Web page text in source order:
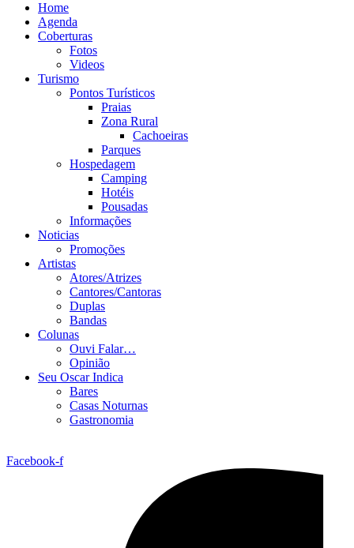
Home
Agenda
Coberturas
Fotos
Videos
Turismo
Pontos Turísticos
Praias
Zona Rural
Cachoeiras
Parques
Hospedagem
Camping
Hotéis
Pousadas
Informações
Noticias
Promoções
Artistas
Atores/Atrizes
Cantores/Cantoras
Duplas
Bandas
Colunas
Ouvi Falar…
Opinião
Seu Oscar Indica
Bares
Casas Noturnas
Gastronomia
Facebook-f